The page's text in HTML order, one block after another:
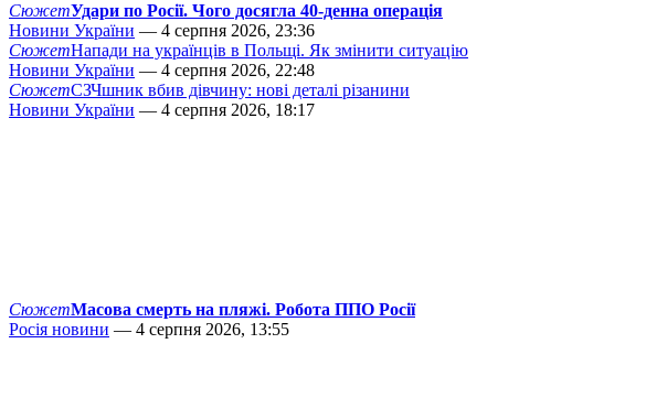
СюжетУдари по Росії. Чого досягла 40-денна операція
Новини України — 4 серпня 2026, 23:36
СюжетНапади на українців в Польщі. Як змінити ситуацію
Новини України — 4 серпня 2026, 22:48
СюжетСЗЧшник вбив дівчину: нові деталі різанини
Новини України — 4 серпня 2026, 18:17
СюжетМасова смерть на пляжі. Робота ППО Росії
Росія новини — 4 серпня 2026, 13:55